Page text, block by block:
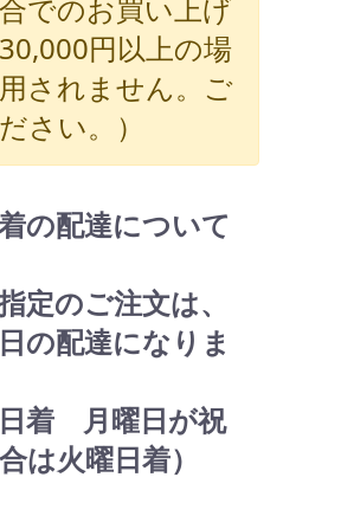
でのお買い上げ
円以上の場
されません。ご
さい。）
の配達について
定のご注文は、
の配達になりま
日着 月曜日が祝
は火曜日着）